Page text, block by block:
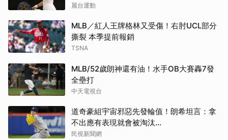
麗台運動
MLB／紅人王牌格林又受傷！右肘UCL部分
撕裂 本季提前報銷
TSNA
MLB/52歲朗神還有油！水手OB大賽轟7發
全壘打
中天電視台
道奇豪組宇宙邪惡先發輪值！朗希坦言：拿
不出應有表現就會被淘汰...
民視新聞網